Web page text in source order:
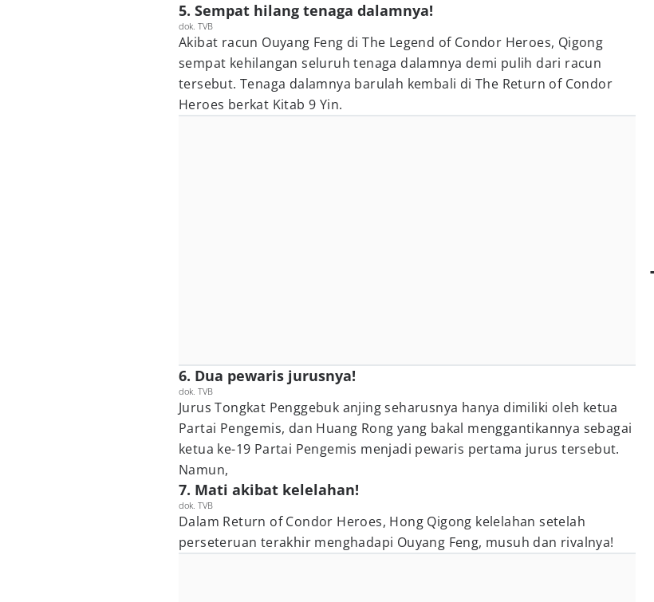
5. Sempat hilang tenaga dalamnya!
dok. TVB
Akibat racun Ouyang Feng di The Legend of Condor Heroes, Qigong
sempat kehilangan seluruh tenaga dalamnya demi pulih dari racun
tersebut. Tenaga dalamnya barulah kembali di The Return of Condor
Heroes berkat Kitab 9 Yin.
6. Dua pewaris jurusnya!
dok. TVB
Jurus Tongkat Penggebuk anjing seharusnya hanya dimiliki oleh ketua
Partai Pengemis, dan Huang Rong yang bakal menggantikannya sebagai
ketua ke-19 Partai Pengemis menjadi pewaris pertama jurus tersebut.
Namun,
7. Mati akibat kelelahan!
dok. TVB
Dalam Return of Condor Heroes, Hong Qigong kelelahan setelah
perseteruan terakhir menghadapi Ouyang Feng, musuh dan rivalnya!